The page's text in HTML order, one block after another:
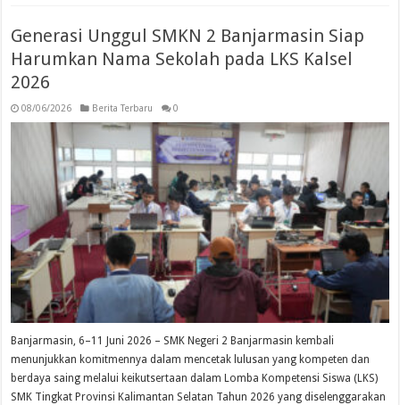
Generasi Unggul SMKN 2 Banjarmasin Siap
Harumkan Nama Sekolah pada LKS Kalsel
2026
08/06/2026 Berita Terbaru 0
Banjarmasin, 6–11 Juni 2026 – SMK Negeri 2 Banjarmasin kembali
menunjukkan komitmennya dalam mencetak lulusan yang kompeten dan
berdaya saing melalui keikutsertaan dalam Lomba Kompetensi Siswa (LKS)
SMK Tingkat Provinsi Kalimantan Selatan Tahun 2026 yang diselenggarakan